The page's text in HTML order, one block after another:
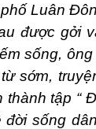
Luân
được gởi
sống,
sớm,
tập “
sống